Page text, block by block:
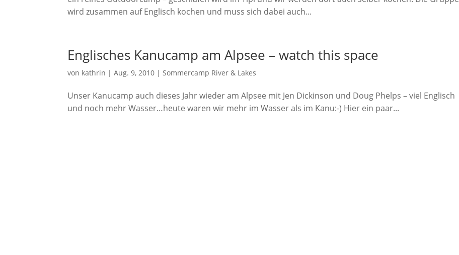
wird zusammen auf Englisch kochen und muss sich dabei auch...
Englisches Kanucamp am Alpsee – watch this space
von kathrin |Aug. 9, 2010 |Sommercamp River & Lakes
Unser Kanucamp auch dieses Jahr wieder am Alpsee mit Jen Dickinson und Doug Phelps – viel Englisch
und noch mehr Wasser…heute waren wir mehr im Wasser als im Kanu:-) Hier ein paar...